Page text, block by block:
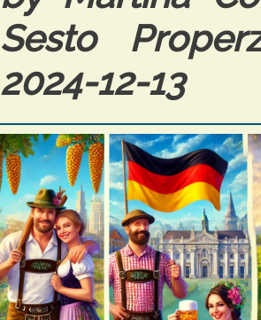
Sesto
2024-12-13